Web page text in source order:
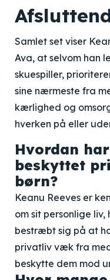
Samlet set viser
Ava, at selvom han
skuespiller,
sine nærmeste fra
kærlighed og
hverken på eller
Hvordan
beskyttet
børn?
Keanu Reeves er
om sit personlige liv,
bestræbt sig på at
privatliv væk fra
beskytte dem mod